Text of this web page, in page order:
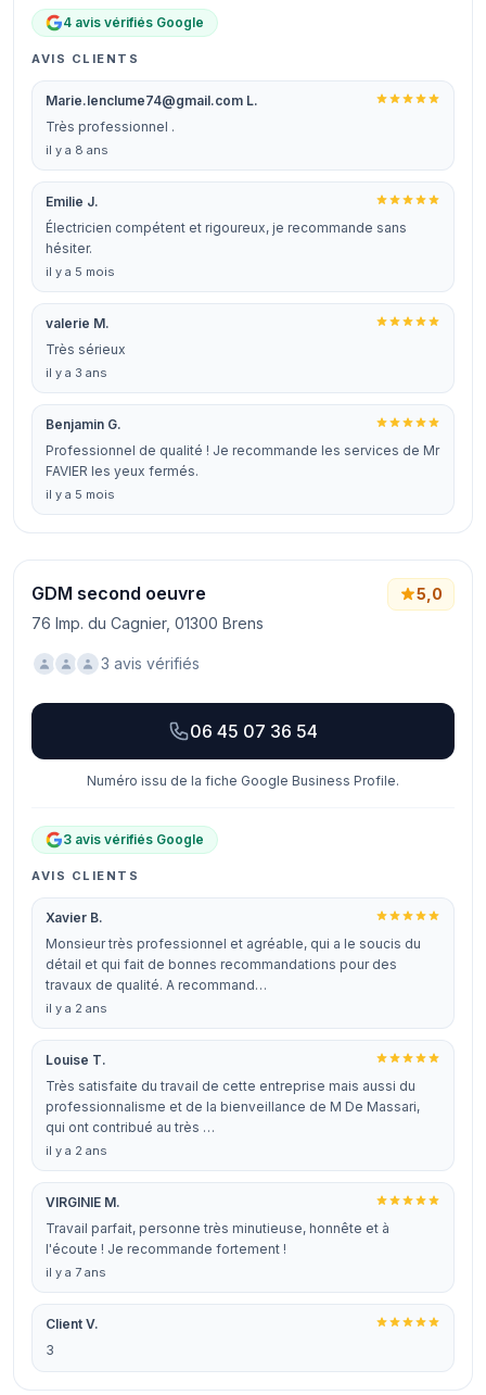
4 avis vérifiés Google
AVIS CLIENTS
Marie.lenclume74@gmail.com L.
Très professionnel .
il y a 8 ans
Emilie J.
Électricien compétent et rigoureux, je recommande sans
hésiter.
il y a 5 mois
valerie M.
Très sérieux
il y a 3 ans
Benjamin G.
Professionnel de qualité ! Je recommande les services de Mr
FAVIER les yeux fermés.
il y a 5 mois
GDM second oeuvre
76 Imp. du Cagnier, 01300 Brens
5,0
3 avis vérifiés
06 45 07 36 54
Numéro issu de la fiche Google Business Profile.
3 avis vérifiés Google
AVIS CLIENTS
Xavier B.
Monsieur très professionnel et agréable, qui a le soucis du
détail et qui fait de bonnes recommandations pour des
travaux de qualité. A recommand…
il y a 2 ans
Louise T.
Très satisfaite du travail de cette entreprise mais aussi du
professionnalisme et de la bienveillance de M De Massari,
qui ont contribué au très …
il y a 2 ans
VIRGINIE M.
Travail parfait, personne très minutieuse, honnête et à
l'écoute ! Je recommande fortement !
il y a 7 ans
Client V.
3